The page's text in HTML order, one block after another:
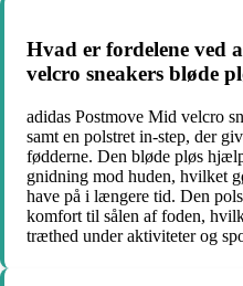
Hvad er fordelene ved
velcro sneakers bløde
adidas Postmove Mid velcro
samt en polstret in-step, der
fødderne. Den bløde pløs
gnidning mod huden, hvilket
have på i længere tid. Den
komfort til sålen af foden,
træthed under aktiviteter og